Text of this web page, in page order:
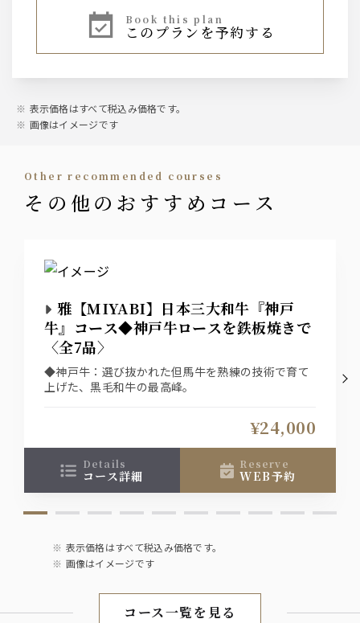
book this plan
このプランを予約する
表示価格はすべて税込み価格です。
画像はイメージです
other recommended courses
その他のおすすめコース
雅【MIYABI】日本三大和牛『神戸
牛』コース◆神戸牛ロースを鉄板焼きで
〈全7品〉
◆神戸牛：選び抜かれた但馬牛を熟練の技術で育て
上げた、黒毛和牛の最高峰。
¥24,000
details
コース詳細
reserve
WEB予約
表示価格はすべて税込み価格です。
画像はイメージです
コース一覧を見る